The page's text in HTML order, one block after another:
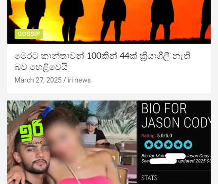
GOSSIP
මෙරට කාන්තාවන් 100කින් 44ක් ක්‍රියාශීලී නැති
බව හෙළිවෙයි
March 27, 2025 iri news